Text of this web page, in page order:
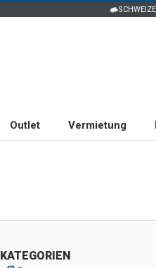
Outlet Vermietung
KATEGORIEN